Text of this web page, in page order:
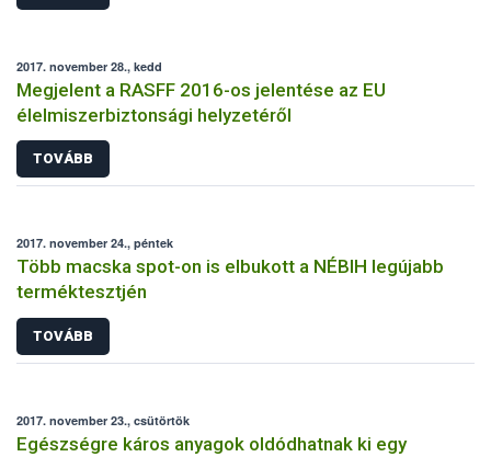
2017. november 28., kedd
Megjelent a RASFF 2016-os jelentése az EU
élelmiszerbiztonsági helyzetéről
TOVÁBB
2017. november 24., péntek
Több macska spot-on is elbukott a NÉBIH legújabb
terméktesztjén
TOVÁBB
2017. november 23., csütörtök
Egészségre káros anyagok oldódhatnak ki egy